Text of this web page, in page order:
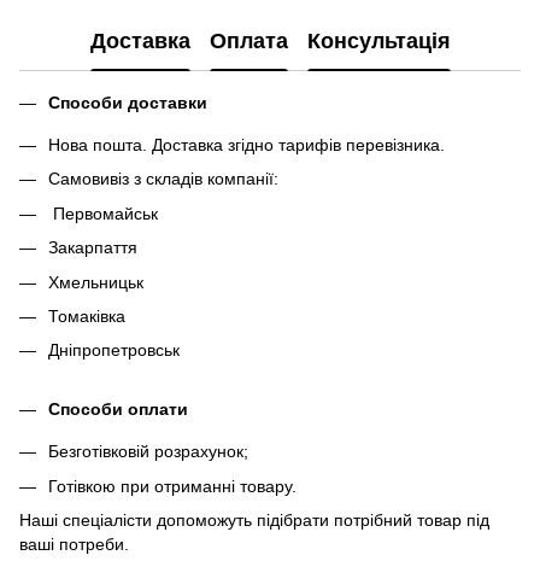
Доставка Оплата Консультація
Способи доставки
Нова пошта. Доставка згідно тарифів перевізника.
Самовивіз з складів компанії:
Первомайськ
Закарпаття
Хмельницьк
Томаківка
Дніпропетровськ
Способи оплати
Безготівковій розрахунок;
Готівкою при отриманні товару.
Наші спеціалісти допоможуть підібрати потрібний товар під
ваші потреби.